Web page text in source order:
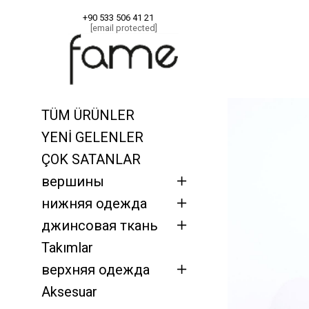
+90 533 506 41 21
[email protected]
TÜM ÜRÜNLER
YENİ GELENLER
ÇOK SATANLAR
вершины
нижняя одежда
джинсовая ткань
Takımlar
верхняя одежда
Aksesuar